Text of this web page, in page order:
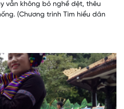
vẫn không bỏ nghề dệt, thêu
(Chương trình Tìm hiểu dân